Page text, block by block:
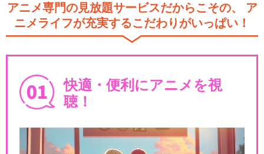
アニメ専門の見放題サービスだからこその、
ア
ニメライフが充実するこだわりがいっぱい！
快適・便利にアニメを視
聴！